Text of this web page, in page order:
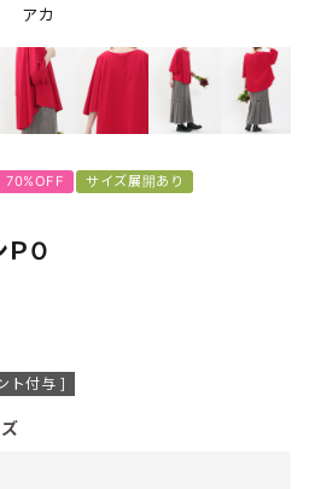
アカ
70%OFF サイズ展開あり
Ｏ
ト付与 ]